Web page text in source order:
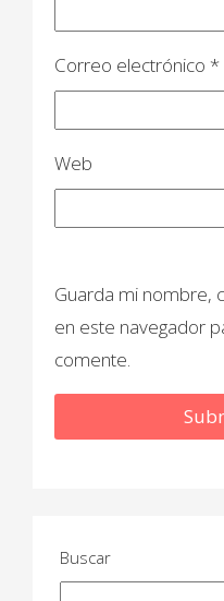
Correo electrónico *
Web
Guarda mi nombre,
en este navegador
comente.
Buscar